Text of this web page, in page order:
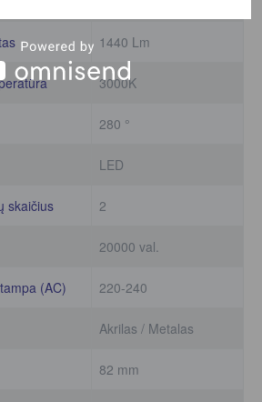
1440 Lm
3000K
280 °
LED
skaičius 2
20000 val.
(AC) 220-240
Akrilas / Metalas
82 mm